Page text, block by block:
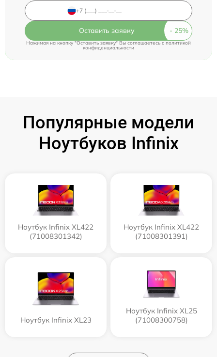
Оставить заявку
Нажимая на кнопку "Оставить заявку" Вы соглашаетесь cполитикой
конфиденциальности
Популярные модели
Ноутбуков Infinix
Ноутбук Infinix XL422
(71008301342)
Ноутбук Infinix XL422
(71008301391)
Ноутбук Infinix XL23
Ноутбук Infinix XL25
(71008300758)